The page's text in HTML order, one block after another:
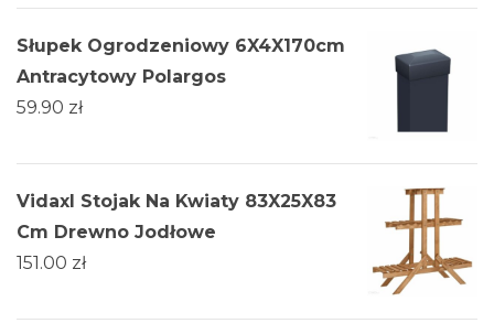
Słupek Ogrodzeniowy 6X4X170cm
Antracytowy Polargos
59.90 zł
Vidaxl Stojak Na Kwiaty 83X25X83
Cm Drewno Jodłowe
151.00 zł